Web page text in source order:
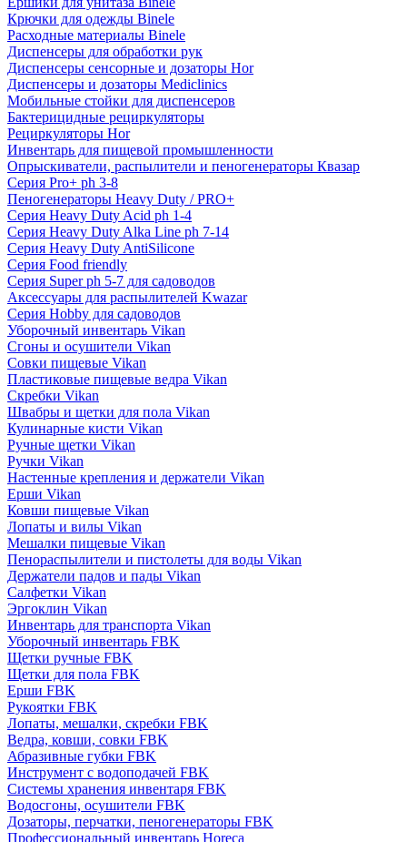
Крючки для одежды Binele
Расходные материалы Binele
Диспенсеры для обработки рук
Диспенсеры сенсорные и дозаторы Hor
Диспенсеры и дозаторы Mediclinics
Мобильные стойки для диспенсеров
Бактерицидные рециркуляторы
Рециркуляторы Hor
Инвентарь для пищевой промышленности
Опрыскиватели, распылители и пеногенераторы Квазар
Серия Pro+ ph 3-8
Пеногенераторы Heavy Duty / PRO+
Серия Heavy Duty Acid ph 1-4
Серия Heavy Duty Alka Line ph 7-14
Серия Heavy Duty AntiSilicone
Серия Food friendly
Серия Super ph 5-7 для садоводов
Аксессуары для распылителей Kwazar
Серия Hobby для садоводов
Уборочный инвентарь Vikan
Сгоны и осушители Vikan
Совки пищевые Vikan
Пластиковые пищевые ведра Vikan
Скребки Vikan
Швабры и щетки для пола Vikan
Кулинарные кисти Vikan
Ручные щетки Vikan
Ручки Vikan
Настенные крепления и держатели Vikan
Ерши Vikan
Ковши пищевые Vikan
Лопаты и вилы Vikan
Мешалки пищевые Vikan
Пенораспылители и пистолеты для воды Vikan
Держатели падов и пады Vikan
Салфетки Vikan
Эргоклин Vikan
Инвентарь для транспорта Vikan
Уборочный инвентарь FBK
Щетки ручные FBK
Щетки для пола FBK
Ерши FBK
Рукоятки FBK
Лопаты, мешалки, скребки FBK
Ведра, ковши, совки FBK
Абразивные губки FBK
Инструмент с водоподачей FBK
Системы хранения инвентаря FBK
Водосгоны, осушители FBK
Дозаторы, перчатки, пеногенераторы FBK
Профессиональный инвентарь Horeca